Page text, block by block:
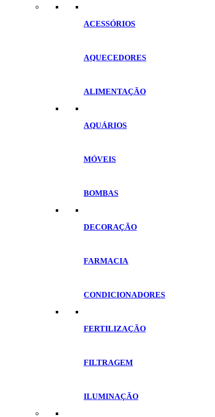
ACESSÓRIOS
AQUECEDORES
ALIMENTAÇÃO
AQUÁRIOS
MÓVEIS
BOMBAS
DECORAÇÃO
FARMACIA
CONDICIONADORES
FERTILIZAÇÃO
FILTRAGEM
ILUMINAÇÃO